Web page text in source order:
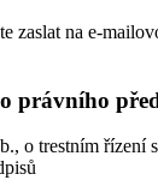
zaslat na e-
právního
o trestním řízení